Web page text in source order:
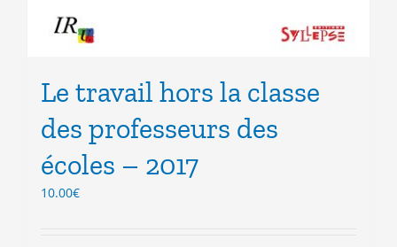
Le travail hors la classe
des professeurs des
écoles – 2017
10.00€